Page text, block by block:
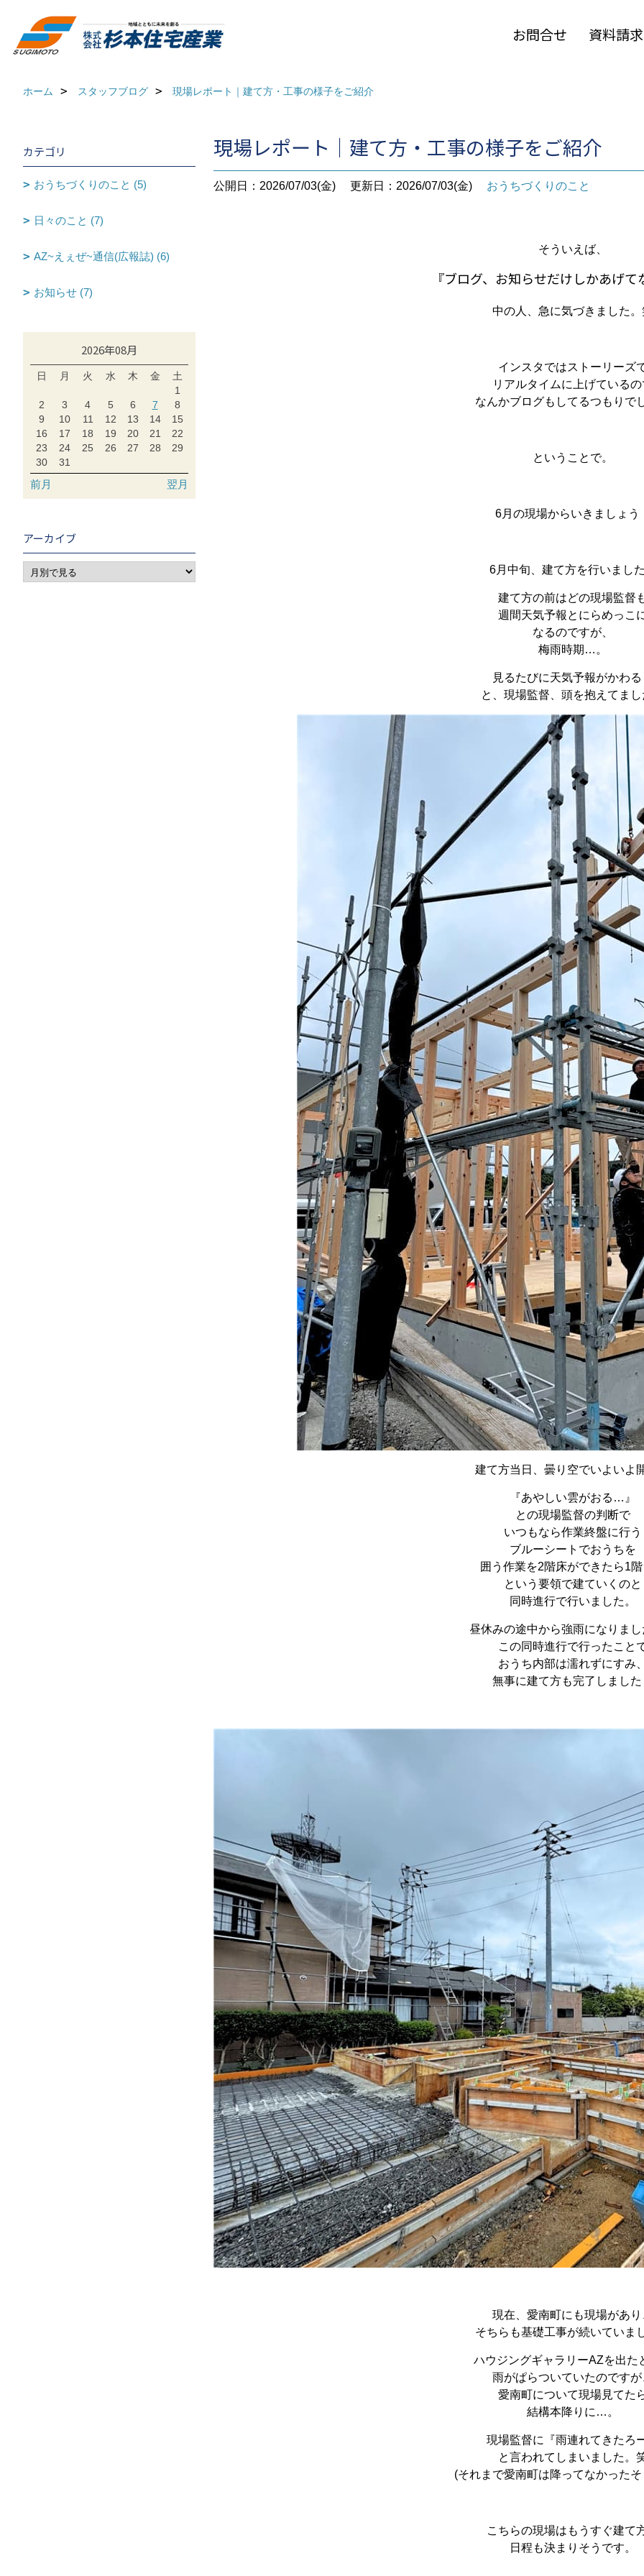
お問合せ 資料請求
ホーム スタッフブログ 現場レポート｜建て方・工事の様子をご紹介
現場レポート｜建て方・工事の様子をご紹介
公開日：2026/07/03(金) 更新日：2026/07/03(金) おうちづくりのこと
そういえば、
『ブログ、お知らせだけしかあげ
中の人、急に気づきました。
インスタではストーリーズ
リアルタイムに上げている
なんかブログもしてるつもりで
ということで。
6月の現場からいきましょう
6月中旬、建て方を行いまし
建て方の前はどの現場監督
週間天気予報とにらめっこ
なるのですが、
梅雨時期…。
見るたびに天気予報がかわ
と、現場監督、頭を抱えてま
建て方当日、曇り空でいよいよ
『あやしい雲がおる…』
との現場監督の判断で
いつもなら作業終盤に行う
ブルーシートでおうちを
囲う作業を2階床ができたら1
という要領で建ていくのと
同時進行で行いました。
昼休みの途中から強雨になりま
この同時進行で行ったこと
おうち内部は濡れずにすみ
無事に建て方も完了しました
現在、愛南町にも現場があり
そちらも基礎工事が続いていま
ハウジングギャラリーAZを出た
雨がぱらついていたのですが
愛南町について現場見てた
結構本降りに…。
現場監督に『雨連れてきたろ
と言われてしまいました。
(それまで愛南町は降ってなかった
こちらの現場はもうすぐ建て
日程も決まりそうです。
カテゴリ
おうちづくりのこと (5)
日々のこと (7)
AZ~えぇぜ~通信(広報誌) (6)
お知らせ (7)
2026年08月
日 月 火 水 木 金
土
1
2
3 4 5 6 7
8
9
10 11 12 13 14
15
16
17 18 19 20 21
22
23
24 25 26 27 28
29
30
31
前月 翌月
アーカイブ